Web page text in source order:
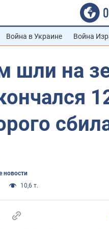
Война в Украине Война
шли на
новости
10,6 т.